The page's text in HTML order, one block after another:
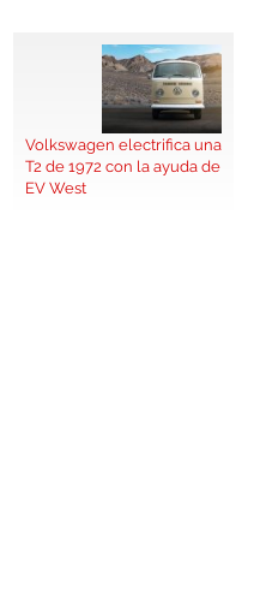
Volkswagen electrifica una
T2 de 1972 con la ayuda de
EV West